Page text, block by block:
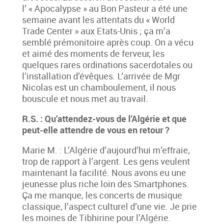
l’ « Apocalypse » au Bon Pasteur a été une
semaine avant les attentats du « World
Trade Center » aux Etats-Unis ; ça m’a
semblé prémonitoire après coup. On a vécu
et aimé des moments de ferveur, les
quelques rares ordinations sacerdotales ou
l’installation d’évêques. L’arrivée de Mgr
Nicolas est un chamboulement, il nous
bouscule et nous met au travail.
R.S. : Qu’attendez-vous de l’Algérie et que
peut-elle attendre de vous en retour ?
Marie M. : L’Algérie d’aujourd’hui m’effraie,
trop de rapport à l’argent. Les gens veulent
maintenant la facilité. Nous avons eu une
jeunesse plus riche loin des Smartphones.
Ça me manque, les concerts de musique
classique, l’aspect culturel d’une vie. Je prie
les moines de Tibhirine pour l’Algérie.